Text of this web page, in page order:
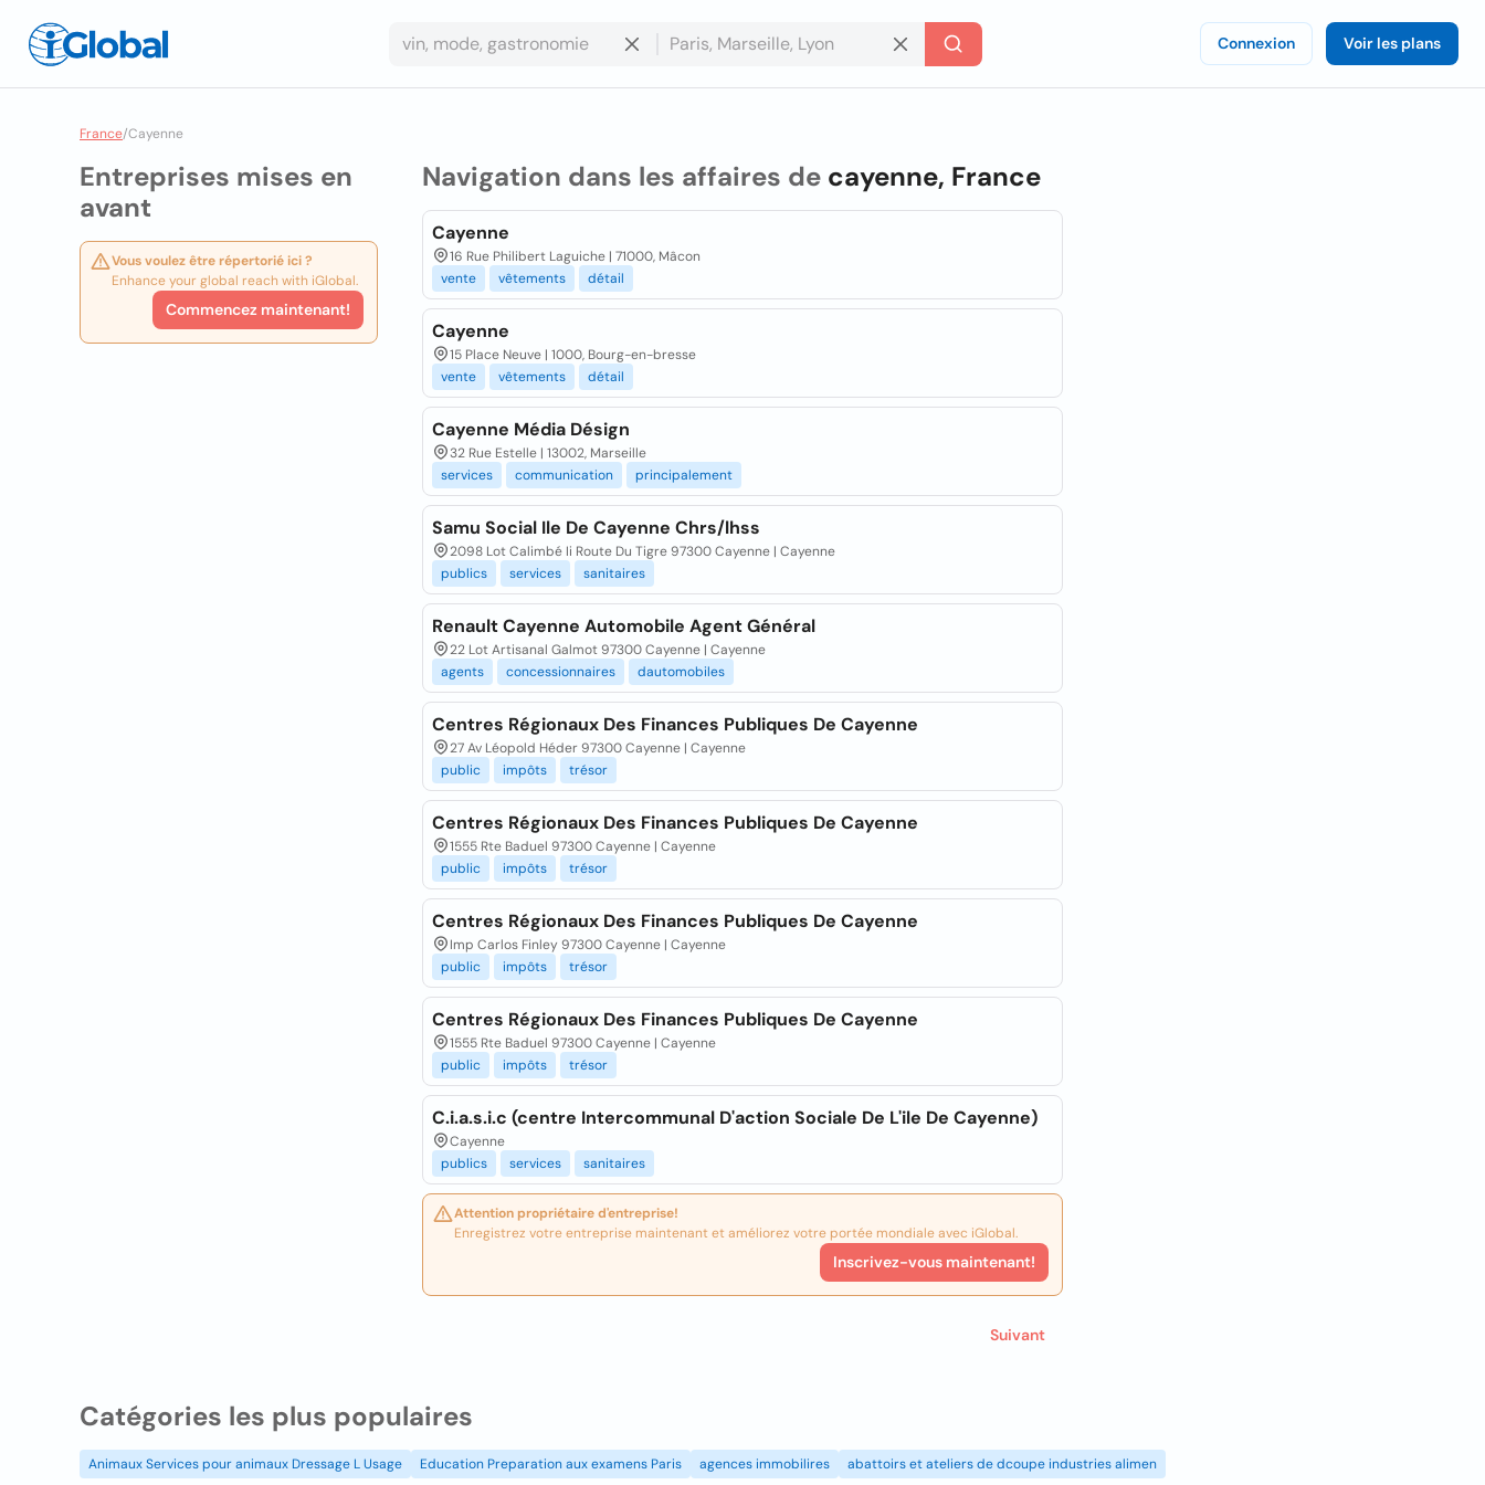
Connexion Voir les plans
France/Cayenne
Entreprises mises en
avant
Vous voulez être répertorié ici ?
Enhance your global reach with iGlobal.
Commencez maintenant!
Navigation dans les affaires de cayenne, France
Cayenne
16 Rue Philibert Laguiche | 71000, Mâcon
vente
vêtements détail
Cayenne
15 Place Neuve | 1000, Bourg-en-bresse
vente
vêtements détail
Cayenne Média Désign
32 Rue Estelle | 13002, Marseille
services
communication principalement
Samu Social Ile De Cayenne Chrs/lhss
2098 Lot Calimbé Ii Route Du Tigre 97300 Cayenne | Cayenne
publics
services sanitaires
Renault Cayenne Automobile Agent Général
22 Lot Artisanal Galmot 97300 Cayenne | Cayenne
agents
concessionnaires dautomobiles
Centres Régionaux Des Finances Publiques De Cayenne
27 Av Léopold Héder 97300 Cayenne | Cayenne
public
impôts trésor
Centres Régionaux Des Finances Publiques De Cayenne
1555 Rte Baduel 97300 Cayenne | Cayenne
public
impôts trésor
Centres Régionaux Des Finances Publiques De Cayenne
Imp Carlos Finley 97300 Cayenne | Cayenne
public
impôts trésor
Centres Régionaux Des Finances Publiques De Cayenne
1555 Rte Baduel 97300 Cayenne | Cayenne
public
impôts trésor
C.i.a.s.i.c (centre Intercommunal D'action Sociale De L'ile De Cayenne)
Cayenne
publics
services sanitaires
Attention propriétaire d'entreprise!
Enregistrez votre entreprise maintenant et améliorez votre portée mondiale avec iGlobal.
Inscrivez-vous maintenant!
Suivant
Catégories les plus populaires
Animaux Services pour animaux Dressage L Usage Education Preparation aux examens Paris agences immobilires abattoirs et ateliers de dcoupe industries alimen